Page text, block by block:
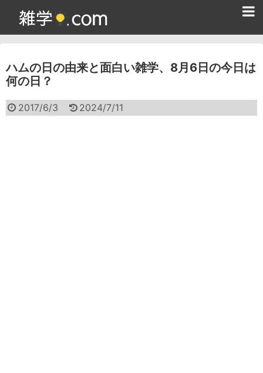
ハムの日の由来と面白い雑学、8月6日の今日は
何の日？
2017/6/3 2024/7/11
雑学クイズ問題集
面白い雑学